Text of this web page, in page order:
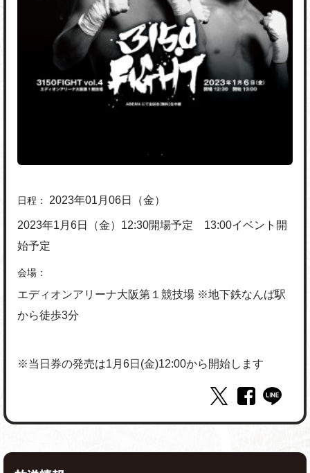
日程： 2023年01月06日（金）
2023年1月6日（金）12:30開場予定 13:00イベント開
始予定
会場：
エディオンアリーナ大阪第１競技場 ※地下鉄なんば駅
から徒歩3分
※当日券の発売は1月6日(金)12:00から開始します